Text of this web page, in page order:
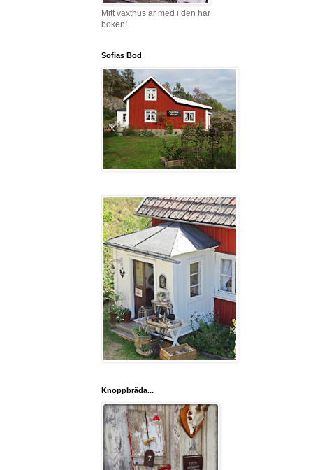
Mitt växthus är med i den här
boken!
Sofias Bod
Knoppbräda...